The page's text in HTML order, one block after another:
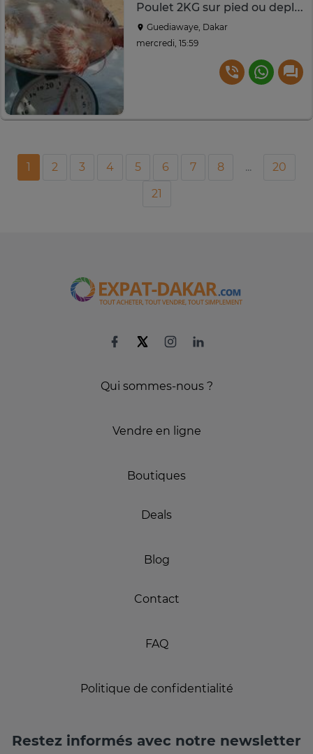
Poulet 2KG sur pied ou deplumé
Guediawaye, Dakar
mercredi, 15:59
1 2 3 4 5 6 7 8 ...
20
21
Qui sommes-nous ?
Vendre en ligne
Boutiques
Deals
Blog
Contact
FAQ
Politique de confidentialité
Restez informés avec notre newsletter